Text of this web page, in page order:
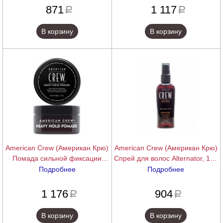
871a
В корзину
1 117a
В корзину
American Crew (Американ Крю)
Помада сильной фиксации
(Crew Heavy Hold Pomade), 85
Подробнее
1 176a
В корзину
American Crew (Американ Крю)
Спрей для волос Alternator, 100
мл.
Подробнее
904a
В корзину